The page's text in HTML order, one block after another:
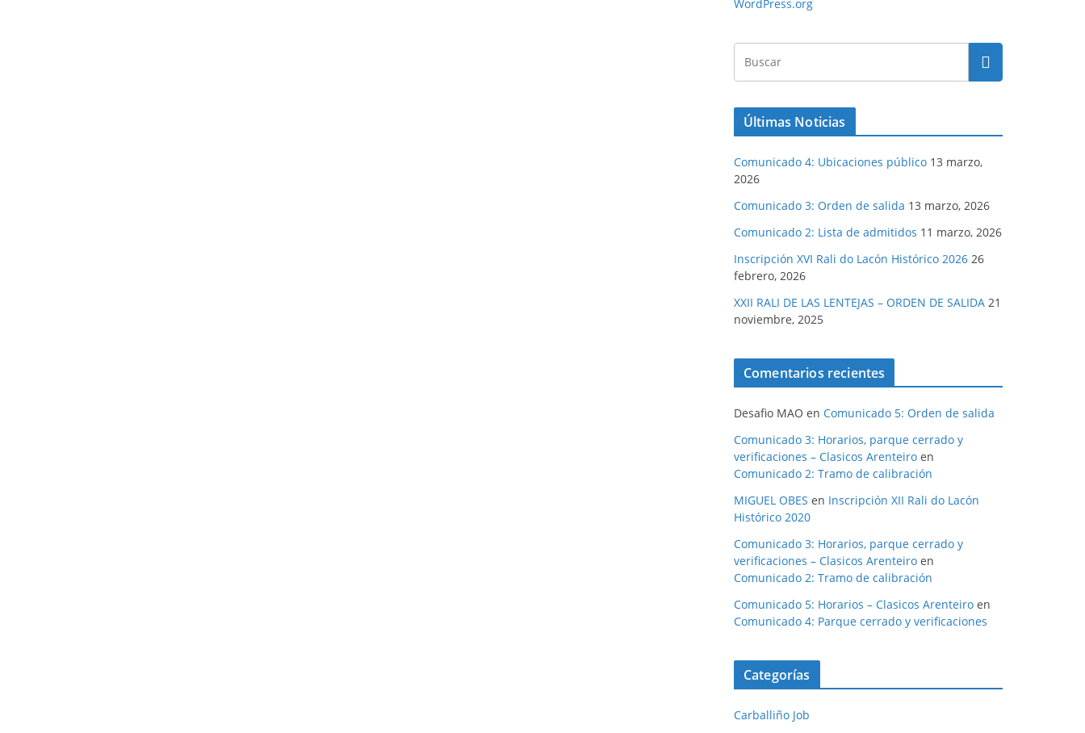
WordPress.org
Últimas Noticias
Comunicado 4: Ubicaciones público 13 marzo,
2026
Comunicado 3: Orden de salida 13 marzo, 2026
Comunicado 2: Lista de admitidos 11 marzo, 2026
Inscripción XVI Rali do Lacón Histórico 2026 26
febrero, 2026
XXII RALI DE LAS LENTEJAS – ORDEN DE SALIDA 21
noviembre, 2025
Comentarios recientes
Desafio MAO en Comunicado 5: Orden de salida
Comunicado 3: Horarios, parque cerrado y
verificaciones – Clasicos Arenteiro en
Comunicado 2: Tramo de calibración
MIGUEL OBES en Inscripción XII Rali do Lacón
Histórico 2020
Comunicado 3: Horarios, parque cerrado y
verificaciones – Clasicos Arenteiro en
Comunicado 2: Tramo de calibración
Comunicado 5: Horarios – Clasicos Arenteiro en
Comunicado 4: Parque cerrado y verificaciones
Categorías
Carballiño Job